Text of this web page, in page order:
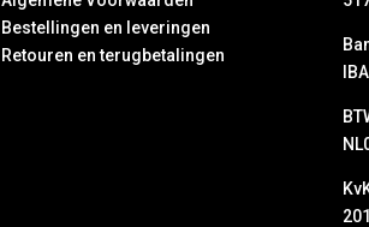
Bestellingen en leveringen
Retouren en terugbetalingen